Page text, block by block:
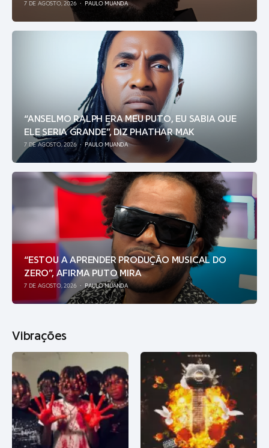
7 DE AGOSTO, 2026 PAULO MUANDA
“ANSELMO RALPH ERA MEU PUTO, EU SABIA QUE
ELE SERIA GRANDE”, DIZ PHATHAR MAK
7 DE AGOSTO, 2026 PAULO MUANDA
“ESTOU A APRENDER PRODUÇÃO MUSICAL DO
ZERO”, AFIRMA PUTO MIRA
7 DE AGOSTO, 2026 PAULO MUANDA
Vibrações